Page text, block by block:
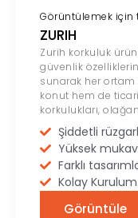
Görüntülemek için
ZURIH
Zurih korkuluk
güvenlik
sunarak her
konut hem de
korkulukları,
Şiddetli
Yüksek
Farklı
Kolay Kurulum.
Görüntüle